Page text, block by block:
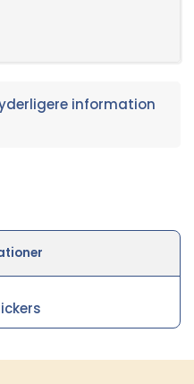
information